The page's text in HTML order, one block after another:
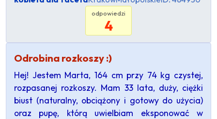
odpowiedzi
4
Odrobina rozkoszy :)
Hej! Jestem Marta, 164 cm przy 74 kg czystej,
rozpasanej rozkoszy. Mam 33 lata, duży, ciężki
biust (naturalny, obciążony i gotowy do użycia)
oraz pupę, którą uwielbiam eksponować w